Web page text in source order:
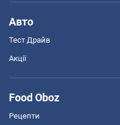
Авто
Тест Драйв
Акції
Food Oboz
Рецепти